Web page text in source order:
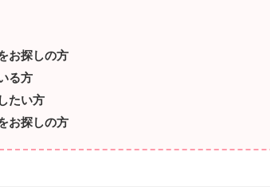
お探しの方
る方
たい方
お探しの方